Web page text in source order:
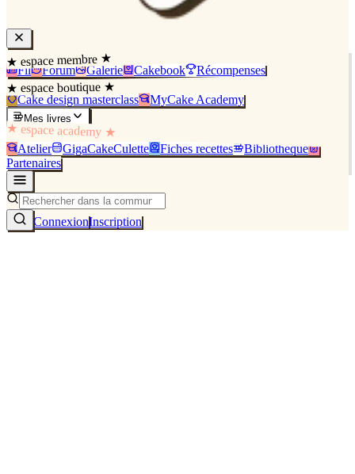
★ espace membre ★
Fil Forum Galerie Cakebook Récompenses
★ espace boutique ★
Cake design masterclass MyCake Academy
Mes livres
★ espace academy ★
Atelier GigaCakeCulette Fiches recettes
Bibliothèque
Partenaires
ConnexionInscription